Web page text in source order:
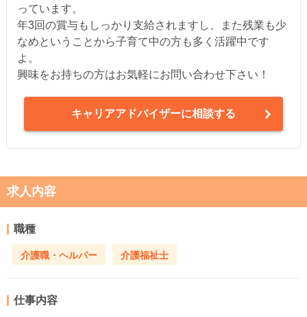
っています。
年3回の賞与もしっかり支給されますし、また残業も少
なめということから子育て中の方も多く活躍中です
よ。
興味をお持ちの方はお気軽にお問い合わせ下さい！
キャリアアドバイザーに相談する
求人内容
職種
介護職・ヘルパー 介護福祉士
仕事内容